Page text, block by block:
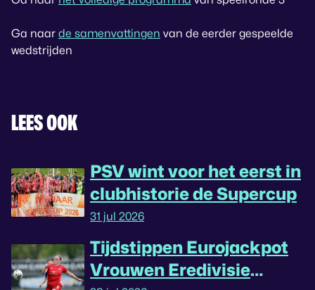
Ga naar de samenvattingen van de eerder gespeelde
wedstrijden
LEES OOK
PSV wint voor het eerst in
clubhistorie de Supercup
31 jul 2026
Tijdstippen Eurojackpot
Vrouwen Eredivisie